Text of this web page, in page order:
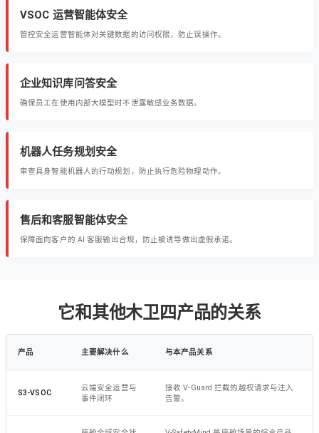
VSOC 运营智能体安全
管控安全运营智能体对关键数据的访问权限，防止误操作。
企业知识库问答安全
确保员工在使用内部大模型时不泄露敏感业务数据。
机器人任务规划安全
审查具身智能机器人的行动规划，防止执行危险物理动作。
售后和客服智能体安全
保障面向客户的 AI 客服输出合规，防止被诱导做出虚假承诺。
它和其他木卫四产品的关系
产品 主要解决什么 与本产品关系
S3-VSOC
云端安全运营与
事件闭环
接收 V-Guard 拦截的越权请求与注入
告警。